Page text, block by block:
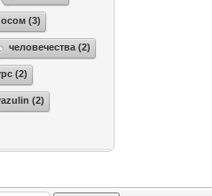
(3)
человечества (2)
(2)
(2)